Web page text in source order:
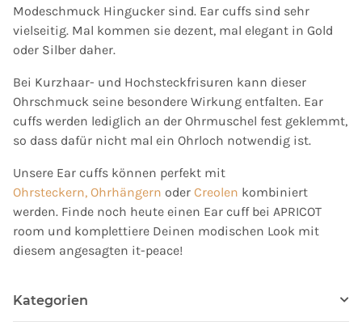
Modeschmuck Hingucker sind. Ear cuffs sind sehr
vielseitig. Mal kommen sie dezent, mal elegant in Gold
oder Silber daher.
Bei Kurzhaar- und Hochsteckfrisuren kann dieser
Ohrschmuck seine besondere Wirkung entfalten. Ear
cuffs werden lediglich an der Ohrmuschel fest geklemmt,
so dass dafür nicht mal ein Ohrloch notwendig ist.
Unsere Ear cuffs können perfekt mit
Ohrsteckern, Ohrhängern oder Creolen kombiniert
werden. Finde noch heute einen Ear cuff bei APRICOT
room und komplettiere Deinen modischen Look mit
diesem angesagten it-peace!
Kategorien